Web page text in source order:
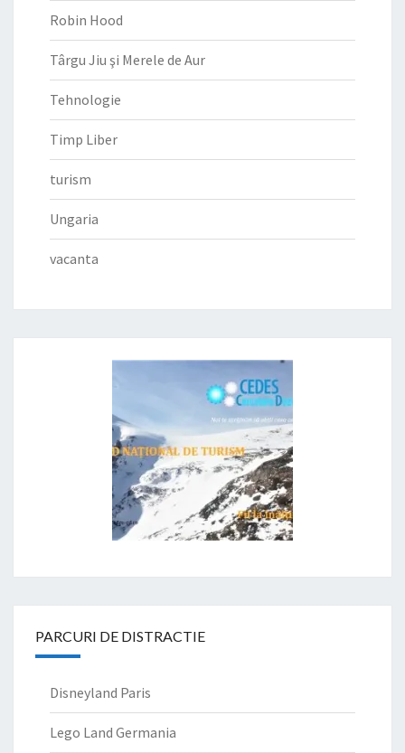
Robin Hood
Târgu Jiu şi Merele de Aur
Tehnologie
Timp Liber
turism
Ungaria
vacanta
PARCURI DE DISTRACTIE
Disneyland Paris
Lego Land Germania